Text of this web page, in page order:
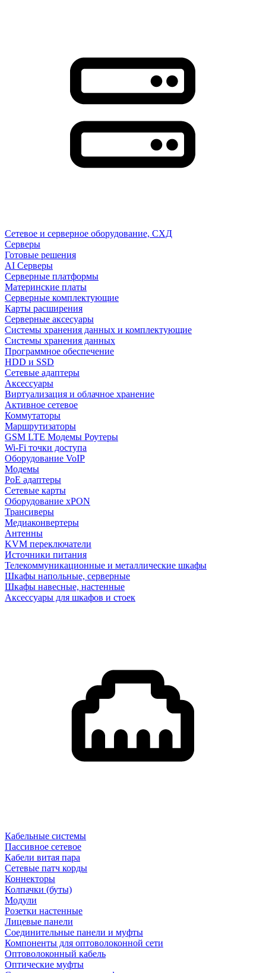
Сетевое и серверное оборудование, СХД
Cерверы
Готовые решения
AI Серверы
Серверные платформы
Материнские платы
Серверные комплектующие
Карты расширения
Серверные аксесуары
Системы хранения данных и комплектующие
Системы хранения данных
Программное обеспечение
HDD и SSD
Сетевые адаптеры
Аксессуары
Виртуализация и облачное хранение
Активное сетевое
Коммутаторы
Маршрутизаторы
GSM LTE Модемы Роутеры
Wi-Fi точки доступа
Оборудование VoIP
Модемы
PoE адаптеры
Сетевые карты
Оборудование xPON
Трансиверы
Медиаконвертеры
Антенны
KVM переключатели
Источники питания
Телекоммуникационные и металлические шкафы
Шкафы напольные, серверные
Шкафы навесные, настенные
Аксессуары для шкафов и стоек
Кабельные системы
Пассивное сетевое
Кабели витая пара
Сетевые патч корды
Коннекторы
Колпачки (буты)
Модули
Розетки настенные
Лицевые панели
Соединительные панели и муфты
Компоненты для оптоволоконной сети
Оптоволоконный кабель
Оптические муфты